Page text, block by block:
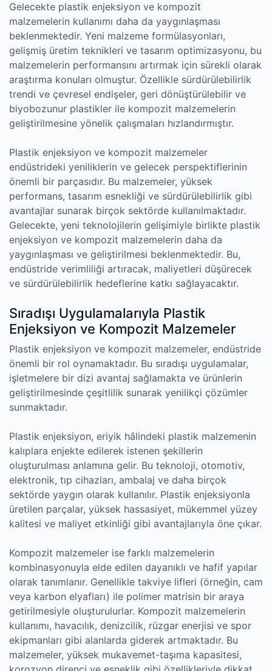
Gelecekte plastik enjeksiyon ve kompozit
malzemelerin kullanımı daha da yaygınlaşması
beklenmektedir. Yeni malzeme formülasyonları,
gelişmiş üretim teknikleri ve tasarım optimizasyonu, bu
malzemelerin performansını artırmak için sürekli olarak
araştırma konuları olmuştur. Özellikle sürdürülebilirlik
trendi ve çevresel endişeler, geri dönüştürülebilir ve
biyobozunur plastikler ile kompozit malzemelerin
geliştirilmesine yönelik çalışmaları hızlandırmıştır.
Plastik enjeksiyon ve kompozit malzemeler
endüstrideki yeniliklerin ve gelecek perspektiflerinin
önemli bir parçasıdır. Bu malzemeler, yüksek
performans, tasarım esnekliği ve sürdürülebilirlik gibi
avantajlar sunarak birçok sektörde kullanılmaktadır.
Gelecekte, yeni teknolojilerin gelişimiyle birlikte plastik
enjeksiyon ve kompozit malzemelerin daha da
yaygınlaşması ve geliştirilmesi beklenmektedir. Bu,
endüstride verimliliği artıracak, maliyetleri düşürecek
ve sürdürülebilirlik hedeflerine katkı sağlayacaktır.
Sıradışı Uygulamalarıyla Plastik
Enjeksiyon ve Kompozit Malzemeler
Plastik enjeksiyon ve kompozit malzemeler, endüstride
önemli bir rol oynamaktadır. Bu sıradışı uygulamalar,
işletmelere bir dizi avantaj sağlamakta ve ürünlerin
geliştirilmesinde çeşitlilik sunarak yenilikçi çözümler
sunmaktadır.
Plastik enjeksiyon, eriyik hâlindeki plastik malzemenin
kalıplara enjekte edilerek istenen şekillerin
oluşturulması anlamına gelir. Bu teknoloji, otomotiv,
elektronik, tıp cihazları, ambalaj ve daha birçok
sektörde yaygın olarak kullanılır. Plastik enjeksiyonla
üretilen parçalar, yüksek hassasiyet, mükemmel yüzey
kalitesi ve maliyet etkinliği gibi avantajlarıyla öne çıkar.
Kompozit malzemeler ise farklı malzemelerin
kombinasyonuyla elde edilen dayanıklı ve hafif yapılar
olarak tanımlanır. Genellikle takviye lifleri (örneğin, cam
veya karbon elyafları) ile polimer matrisin bir araya
getirilmesiyle oluşturulurlar. Kompozit malzemelerin
kullanımı, havacılık, denizcilik, rüzgar enerjisi ve spor
ekipmanları gibi alanlarda giderek artmaktadır. Bu
malzemeler, yüksek mukavemet-taşıma kapasitesi,